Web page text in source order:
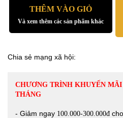
THÊM VÀO GIỎ
Và xem thêm các sản phẩm khác
Chia sẻ mạng xã hội:
CHƯƠNG TRÌNH KHUYẾN
THÁNG
- Giảm ngay 100.000-300.000đ